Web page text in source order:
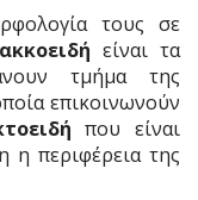
τους σε
είναι τα
τμήμα της
επικοινωνούν
που είναι
η περιφέρεια της